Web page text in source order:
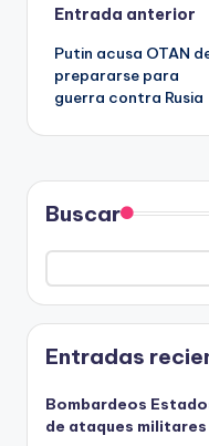
de
entradas
Entrada anterior
Putin acusa OTAN
prepararse para
guerra contra Rusia
Buscar
Entradas
Bombardeos
de ataques militares